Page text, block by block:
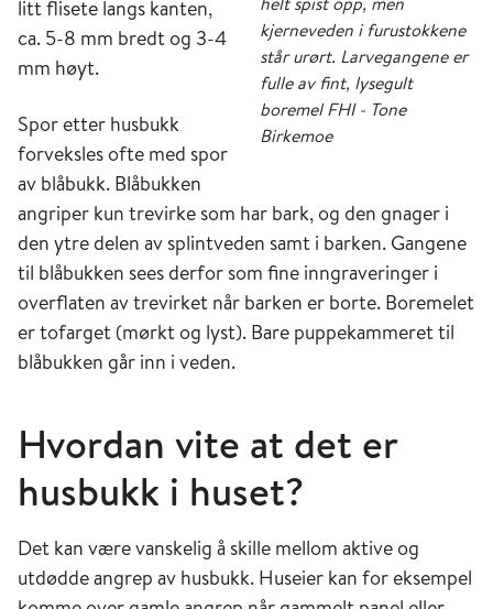
kjerneveden i furustokkene
står urørt. Larvegangene er
fulle av fint, lysegult
boremel FHI - Tone
Birkemoe
litt flisete langs kanten,
ca. 5-8 mm bredt og 3-4
mm høyt.
Spor etter husbukk
forveksles ofte med spor
av blåbukk. Blåbukken
angriper kun trevirke som har bark, og den gnager i
den ytre delen av splintveden samt i barken. Gangene
til blåbukken sees derfor som fine inngraveringer i
overflaten av trevirket når barken er borte. Boremelet
er tofarget (mørkt og lyst). Bare puppekammeret til
blåbukken går inn i veden.
Hvordan vite at det er
husbukk i huset?
Det kan være vanskelig å skille mellom aktive og
utdødde angrep av husbukk. Huseier kan for eksempel